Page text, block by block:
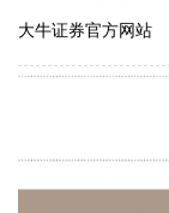
大牛证券官方网站